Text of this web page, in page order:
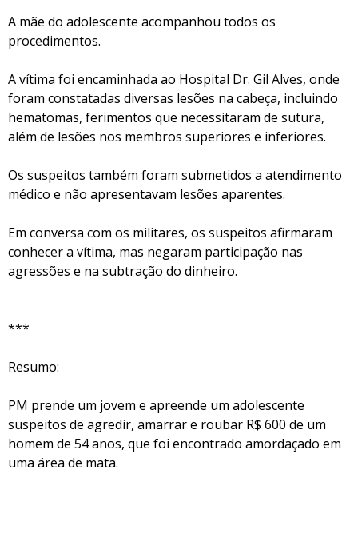
A mãe do adolescente acompanhou todos os
procedimentos.
A vítima foi encaminhada ao Hospital Dr. Gil Alves, onde
foram constatadas diversas lesões na cabeça, incluindo
hematomas, ferimentos que necessitaram de sutura,
além de lesões nos membros superiores e inferiores.
Os suspeitos também foram submetidos a atendimento
médico e não apresentavam lesões aparentes.
Em conversa com os militares, os suspeitos afirmaram
conhecer a vítima, mas negaram participação nas
agressões e na subtração do dinheiro.
***
Resumo:
PM prende um jovem e apreende um adolescente
suspeitos de agredir, amarrar e roubar R$ 600 de um
homem de 54 anos, que foi encontrado amordaçado em
uma área de mata.